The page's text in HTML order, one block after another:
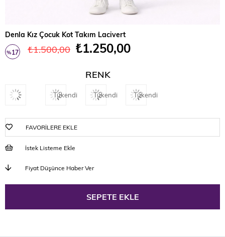
Denla Kız Çocuk Kot Takım Lacivert
%17 ₺1.500,00 ₺1.250,00
RENK
Tükendi Tükendi Tükendi
FAVORILERE EKLE
İstek Listeme Ekle
Fiyat Düşünce Haber Ver